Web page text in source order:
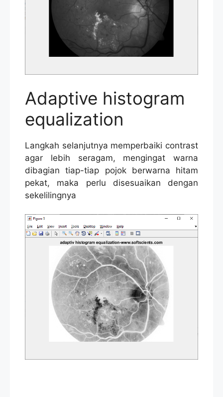
Adaptive histogram
equalization
Langkah selanjutnya memperbaiki contrast
agar lebih seragam, mengingat warna
dibagian tiap-tiap pojok berwarna hitam
pekat, maka perlu disesuaikan dengan
sekelilingnya